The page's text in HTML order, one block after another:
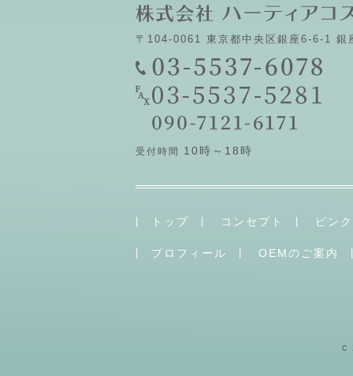
〒104-0061 東京都中央区銀座6-6-1 銀
受付時間 10時～18時
トップ コンセプト ピン
プロフィール OEMのご案内
c